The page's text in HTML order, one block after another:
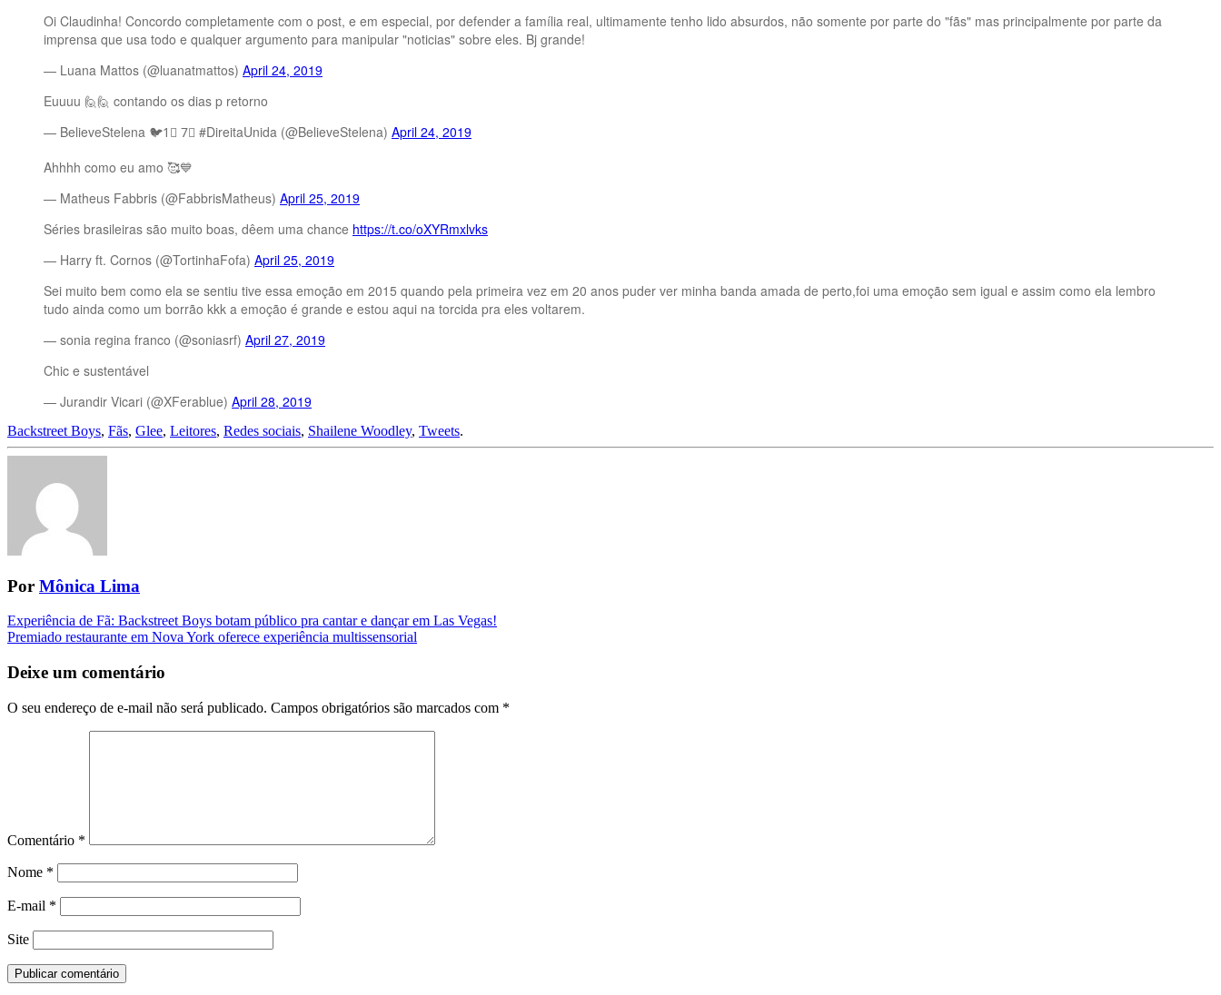
Oi Claudinha! Concordo completamente com o post, e em especial, por defender a família real, ultimamente tenho lido absurdos, não somente por parte do "fãs" mas principalmente por parte da
imprensa que usa todo e qualquer argumento para manipular "noticias" sobre eles. Bj grande!
— Luana Mattos (@luanatmattos) April 24, 2019
Euuuu 🙋🙋 contando os dias p retorno
— BelieveStelena 🐦1⃣ 7⃣ ‏#DireitaUnida (@BelieveStelena) April 24, 2019
Ahhhh como eu amo 🥰💙
— Matheus Fabbris (@FabbrisMatheus) April 25, 2019
Séries brasileiras são muito boas, dêem uma chance https://t.co/oXYRmxlvks
— Harry ft. Cornos (@TortinhaFofa) April 25, 2019
Sei muito bem como ela se sentiu tive essa emoção em 2015 quando pela primeira vez em 20 anos puder ver minha banda amada de perto,foi uma emoção sem igual e assim como ela lembro
tudo ainda como um borrão kkk a emoção é grande e estou aqui na torcida pra eles voltarem.
— sonia regina franco (@soniasrf) April 27, 2019
Chic e sustentável
— Jurandir Vicari (@XFerablue) April 28, 2019
Backstreet Boys, Fãs, Glee, Leitores, Redes sociais, Shailene Woodley, Tweets.
Por Mônica Lima
Navegação
da
Postagem
Experiência de Fã: Backstreet Boys botam público pra cantar e dançar em Las Vegas!
Premiado restaurante em Nova York oferece experiência multissensorial
Deixe um comentário
O seu endereço de e-mail não será publicado. Campos obrigatórios são marcados com *
Comentário *
Nome *
E-mail *
Site